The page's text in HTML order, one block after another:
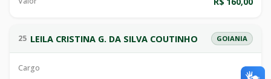
25 LEILA CRISTINA G. DA SILVA COUTINHO GOIANIA
Cargo —